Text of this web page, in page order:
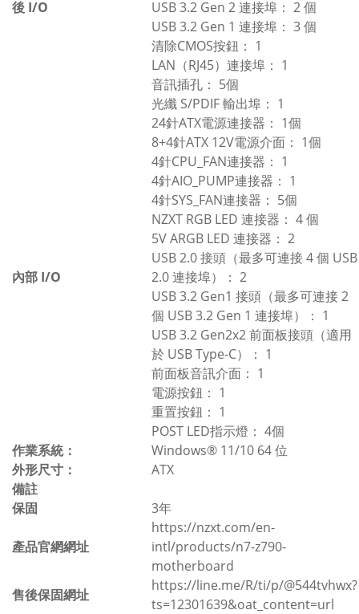
後 I/O
USB 3.2 Gen 2 連接埠： 2 個
USB 3.2 Gen 1 連接埠： 3 個
清除CMOS按鈕： 1
LAN（RJ45）連接埠： 1
音訊插孔： 5個
光纖 S/PDIF 輸出埠： 1
內部 I/O
24針ATX電源連接器： 1個
8+4針ATX 12V電源介面： 1個
4針CPU_FAN連接器： 1
4針AIO_PUMP連接器： 1
4針SYS_FAN連接器： 5個
NZXT RGB LED 連接器： 4 個
5V ARGB LED 連接器： 2
USB 2.0 接頭（最多可連接 4 個 USB
2.0 連接埠）： 2
USB 3.2 Gen1 接頭（最多可連接 2
個 USB 3.2 Gen 1 連接埠）： 1
USB 3.2 Gen2x2 前面板接頭（適用
於 USB Type-C）： 1
前面板音訊介面： 1
電源按鈕： 1
重置按鈕： 1
POST LED指示燈： 4個
作業系統：
Windows® 11/10 64 位
外形尺寸：
ATX
備註
保固
3年
產品官網網址
https://nzxt.com/en-
intl/products/n7-z790-
motherboard
售後保固網址
https://line.me/R/ti/p/@544tvhwx?
ts=12301639&oat_content=url